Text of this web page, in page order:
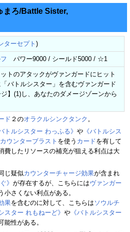
まろ/Battle Sister,
ターセプト)
パワー9000 / シールド5000 / ☆1
ットのアタックがヴァンガードにヒット
バトルシスター」を含むヴァンガード
】(1)し、あなたのダメージゾーンから
ド ２のオラクルシンクタンク 。
トルシスター わっふる》 や 《バトルシス
カウンターブラスト を使う カードを有して
費したリソースの補充が狙える利点は大
じ疑似カウンターチャージ効果が含まれ
》 が存在するが、こちらにはヴァンガー
小さくない利点がある。
果を含むのに対して、こちらは ソウルチ
スター れもねーど》 や 《バトルシスター
能性がある。